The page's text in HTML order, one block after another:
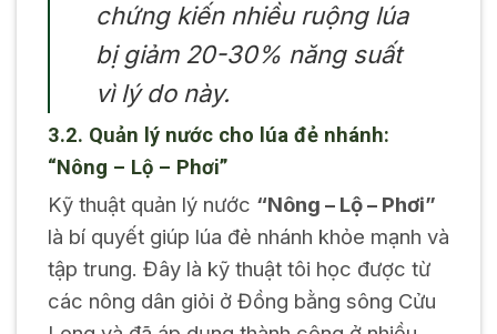
chứng kiến nhiều ruộng lúa
bị giảm 20-30% năng suất
vì lý do này.
3.2. Quản lý nước cho lúa đẻ nhánh:
“Nông – Lộ – Phơi”
Kỹ thuật quản lý nước “Nông – Lộ – Phơi”
là bí quyết giúp lúa đẻ nhánh khỏe mạnh và
tập trung. Đây là kỹ thuật tôi học được từ
các nông dân giỏi ở Đồng bằng sông Cửu